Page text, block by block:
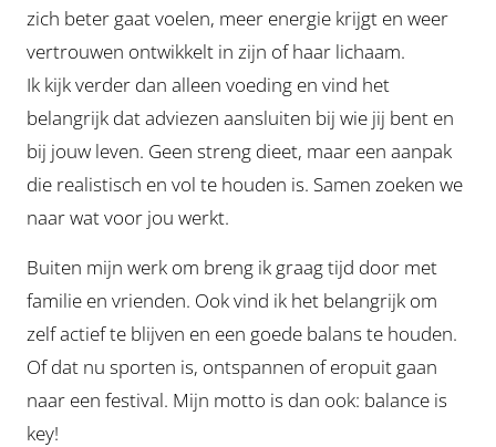
zich beter gaat voelen, meer energie krijgt en weer
vertrouwen ontwikkelt in zijn of haar lichaam.
Ik kijk verder dan alleen voeding en vind het
belangrijk dat adviezen aansluiten bij wie jij bent en
bij jouw leven. Geen streng dieet, maar een aanpak
die realistisch en vol te houden is. Samen zoeken we
naar wat voor jou werkt.
Buiten mijn werk om breng ik graag tijd door met
familie en vrienden. Ook vind ik het belangrijk om
zelf actief te blijven en een goede balans te houden.
Of dat nu sporten is, ontspannen of eropuit gaan
naar een festival. Mijn motto is dan ook: balance is
key!